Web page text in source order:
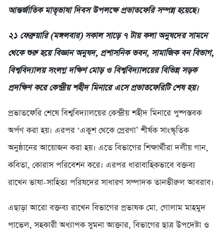
আন্তর্জাতিক মাতৃভাষা দিবস উপলক্ষে প্রভাতফেরি সম্পন্ন হয়েছে।
২১ ফেব্রুয়ারি (মঙ্গলবার) সকাল সাড়ে ৭ টায় কলা অনুষদের সামনে
থেকে শুরু হয়ে বিজ্ঞান অনুষদ, প্রশাসনিক ভবন, সামাজিক বন বিভাগ,
বিশ্ববিদ্যালয় সংলগ্ন দক্ষিণ মোড় ও বিশ্ববিদ্যালয়ের বিভিন্ন সড়ক
প্রদক্ষিণ করে কেন্দ্রীয় শহীদ মিনারে এসে প্রভাতফেরিটি শেষ হয়।
প্রভাতফেরি শেষে বিশ্ববিদ্যালয়ের কেন্দ্রীয় শহীদ মিনারে পুষ্পস্তবক
অর্পণ করা হয়। এরপর ‘একুশ থেকে প্রেরণা’ শীর্ষক সাংস্কৃতিক
অনুষ্ঠানের আয়োজন করা হয়। এতে বিভাগের শিক্ষার্থীরা দলীয় গান,
কবিতা, কোরাস পরিবেশন করে। এরপর ধারাবাহিকভাবে বক্তব্য
রাখেন ভাষা-সাহিত্য পরিষদের সাধারণ সম্পাদক তানভীরুল আবরাব।
এছাড়া আরো বক্তব্য রাখেন বিভাগের প্রভাষক মো. গোলাম মাহমুদ
পাভেল, সহকারী অধ্যাপক সুমনা আক্তার, বিভাগের ছাত্র উপদেষ্টা ও